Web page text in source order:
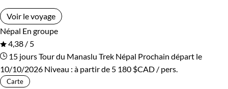
Voir le voyage
Népal En groupe
4,38 / 5
15 joursTour du Manaslu Trek Népal Prochain départ le
10/10/2026 Niveau : à partir de 5 180 $CAD / pers.
Carte